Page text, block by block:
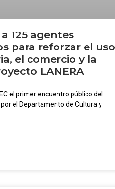
125 agentes
para reforzar el uso
el comercio y la
LANERA
el primer encuentro público del
el Departamento de Cultura y